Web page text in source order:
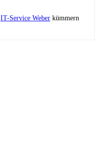
IT-Service Weber kümmern